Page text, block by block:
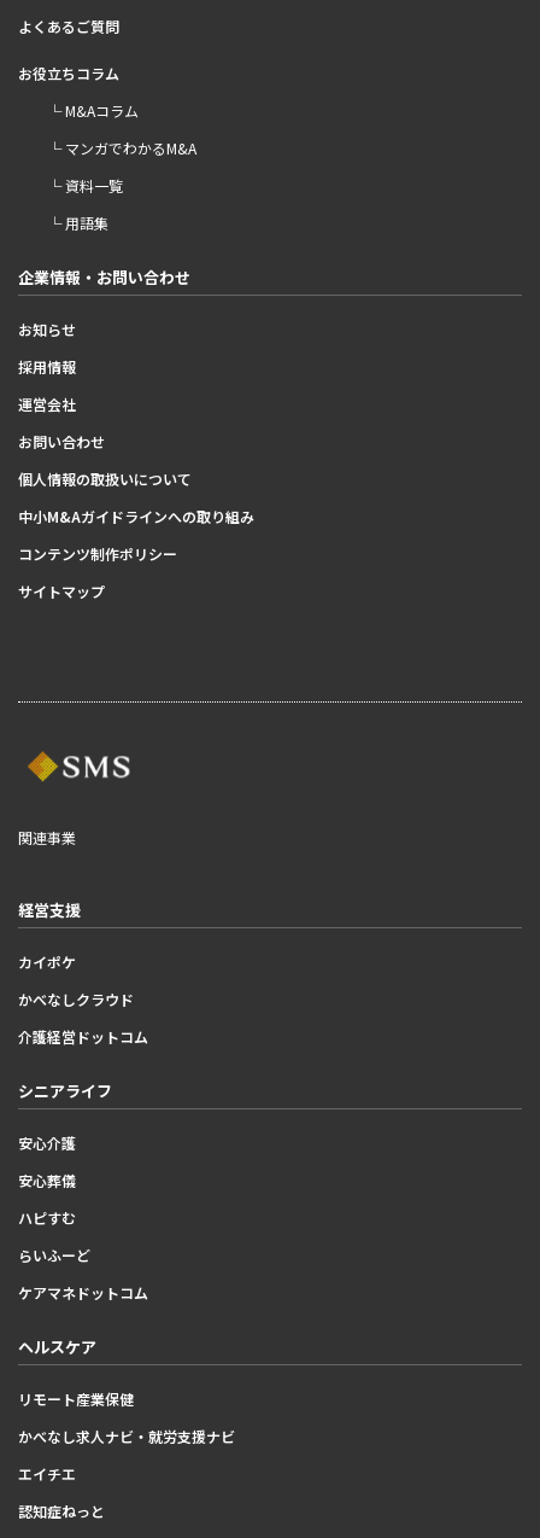
よくあるご質問
お役立ちコラム
└ M&Aコラム
└ マンガでわかるM&A
└ 資料一覧
└ 用語集
企業情報・お問い合わせ
お知らせ
採用情報
運営会社
お問い合わせ
個人情報の取扱いについて
中小M&Aガイドラインへの取り組み
コンテンツ制作ポリシー
サイトマップ
関連事業
経営支援
カイポケ
かべなしクラウド
介護経営ドットコム
シニアライフ
安心介護
安心葬儀
ハピすむ
らいふーど
ケアマネドットコム
ヘルスケア
リモート産業保健
かべなし求人ナビ・就労支援ナビ
エイチエ
認知症ねっと